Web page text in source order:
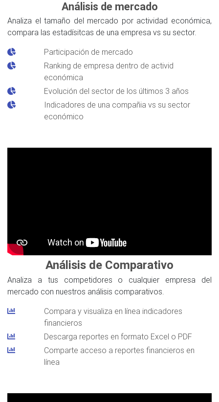
Análisis de mercado
Analiza el tamaño del mercado por actividad económica,
compara las estadísitcas de una empresa vs su sector.
Participación de mercado
Ranking de empresa dentro de activid
económica
Evolución del sector de los últimos 3 años
Indicadores de una compañia vs su sector
económico
Análisis de Comparativo
Analiza a tus competidores o cualquier empresa del
mercado con nuestros análisis comparativos.
Compara y visualiza en línea indicadores
financieros
Descarga reportes en formato Excel o PDF
Comparte acceso a reportes financieros en
línea